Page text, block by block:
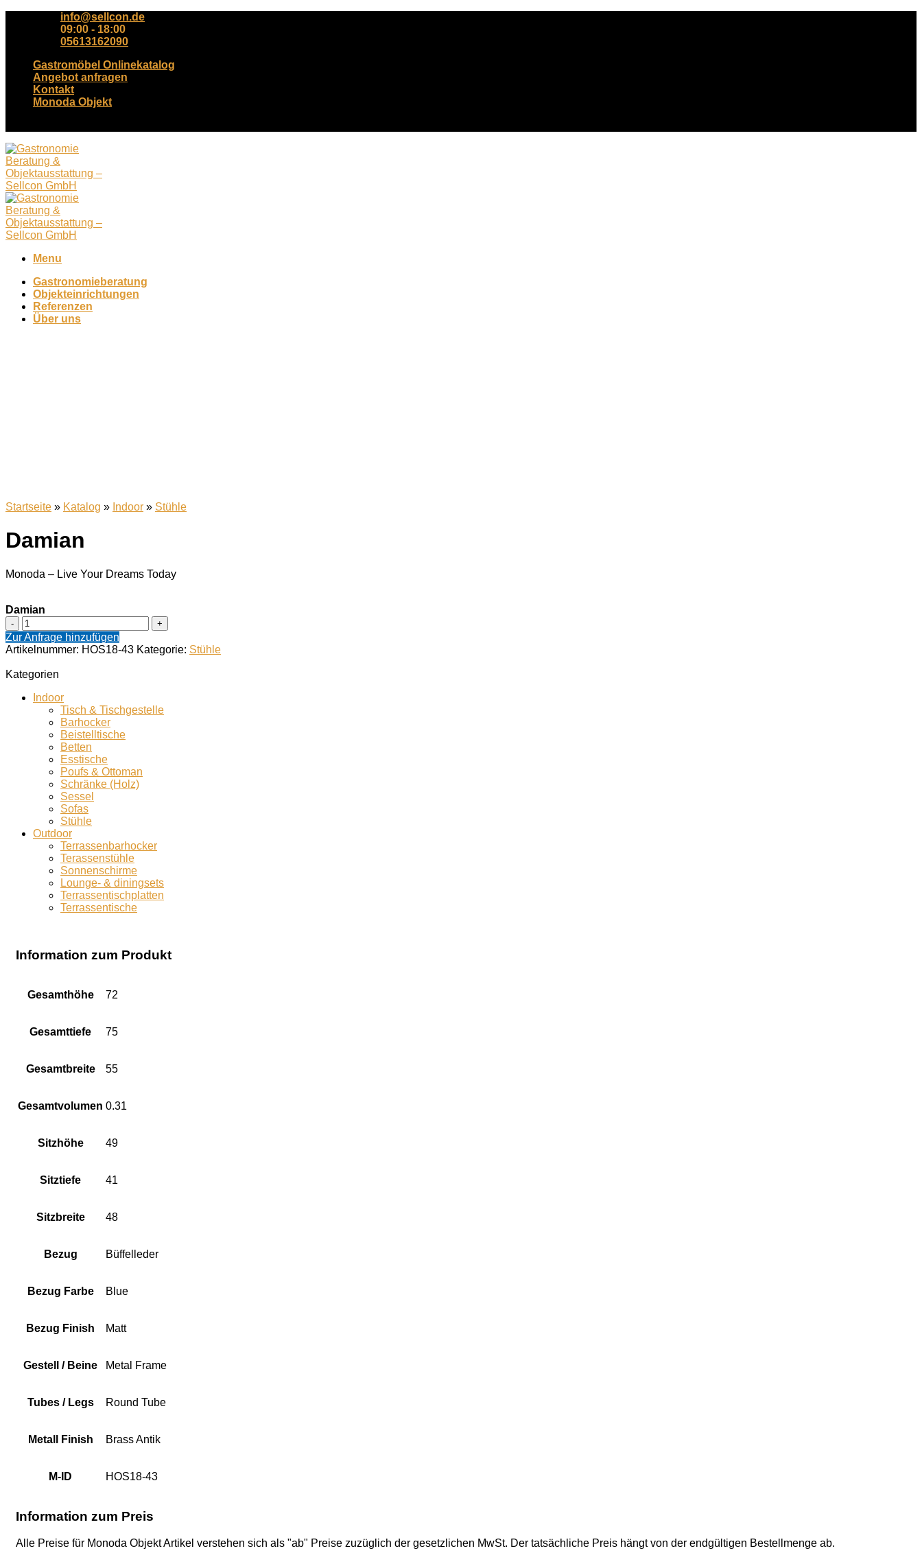
info@sellcon.de
09:00 - 18:00
05613162090
Gastromöbel Onlinekatalog
Angebot anfragen
Kontakt
Monoda Objekt
Menu
Gastronomieberatung
Objekteinrichtungen
Referenzen
Über uns
Startseite » Katalog » Indoor » Stühle
Damian
Monoda – Live Your Dreams Today
Damian
Damian
Menge
Zur Anfrage hinzufügen
Artikelnummer: HOS18-43 Kategorie: Stühle
Kategorien
Indoor
Tisch & Tischgestelle
Barhocker
Beistelltische
Betten
Esstische
Poufs & Ottoman
Schränke (Holz)
Sessel
Sofas
Stühle
Outdoor
Terrassenbarhocker
Terassenstühle
Sonnenschirme
Lounge- & diningsets
Terrassentischplatten
Terrassentische
Information zum Produkt
Gesamthöhe 72
Gesamttiefe 75
Gesamtbreite 55
Gesamtvolumen 0.31
Sitzhöhe 49
Sitztiefe 41
Sitzbreite 48
Bezug Büffelleder
Bezug Farbe Blue
Bezug Finish Matt
Gestell / Beine Metal Frame
Tubes / Legs Round Tube
Metall Finish Brass Antik
M-ID HOS18-43
Information zum Preis
Alle Preise für Monoda Objekt Artikel verstehen sich als "ab" Preise zuzüglich der gesetzlichen MwSt. Der tatsächliche Preis hängt von der endgültigen Bestellmenge ab.